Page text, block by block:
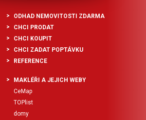
ODHAD NEMOVITOSTI ZDARMA
CHCI PRODAT
CHCI KOUPIT
CHCI ZADAT POPTÁVKU
REFERENCE
MAKLÉŘI A JEJICH WEBY
CeMap
TOPlist
domy